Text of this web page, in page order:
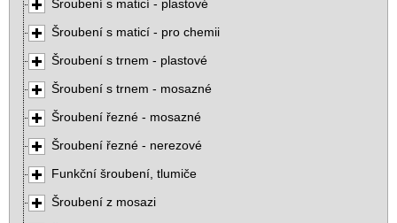
Šroubení s maticí - plastové
Šroubení s maticí - pro chemii
Šroubení s trnem - plastové
Šroubení s trnem - mosazné
Šroubení řezné - mosazné
Šroubení řezné - nerezové
Funkční šroubení, tlumiče
Šroubení z mosazi